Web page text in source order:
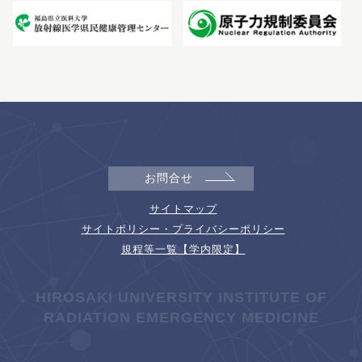
お問合せ
サイトマップ
サイトポリシー・プライバシーポリシー
規程等一覧【学内限定】
HIROSAKI UNIVERSITY INSTITUTE OF
RADIATION EMERGENCY MEDICINE